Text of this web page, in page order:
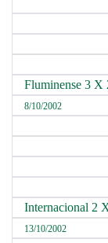
Fluminense 3 X
8/10/2002
Internacional 2
13/10/2002